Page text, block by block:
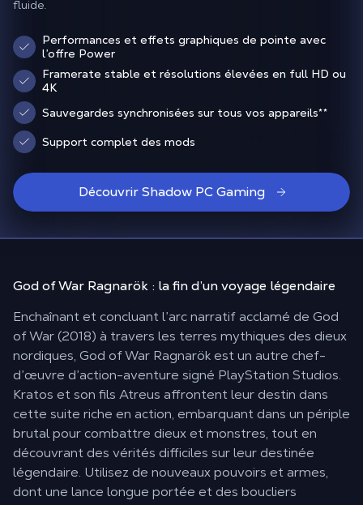
fluide.
Performances et effets graphiques de pointe avec
l’offre Power
Framerate stable et résolutions élevées en full HD ou
4K
Sauvegardes synchronisées sur tous vos appareils**
Support complet des mods
Découvrir Shadow PC Gaming
God of War Ragnarök : la fin d’unvoyage légendaire
Enchaînant et concluant l’arc narratif acclamé de God
of War (2018) à travers les terres mythiques des dieux
nordiques, God of War Ragnarök est un autre chef-
d’œuvre d’action-aventure signé PlayStation Studios.
Kratos et son fils Atreus affrontent leur destin dans
cette suite riche en action, embarquant dans un périple
brutal pour combattre dieux et monstres, tout en
découvrant des vérités difficiles sur leur destinée
légendaire. Utilisez de nouveaux pouvoirs et armes,
dont une lance longue portée et des boucliers